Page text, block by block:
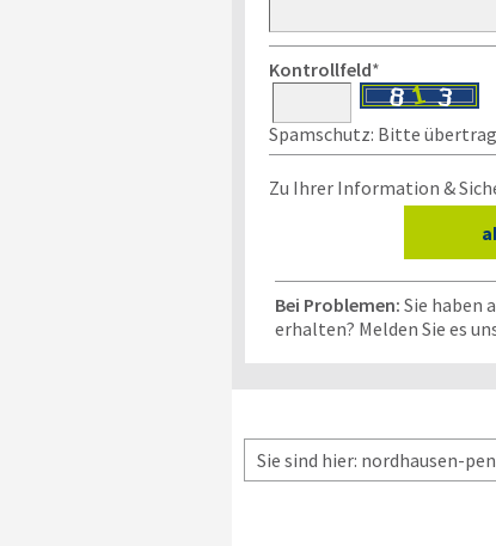
Kontrollfeld*
Spamschutz: Bitte
Zu Ihrer Information &
Bei Problemen: Sie haben
erhalten? Melden Sie es
Sie sind hier: nordhausen-